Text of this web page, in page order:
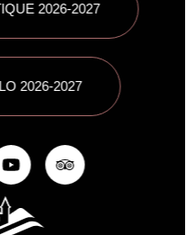
2026-2027
2026-2027